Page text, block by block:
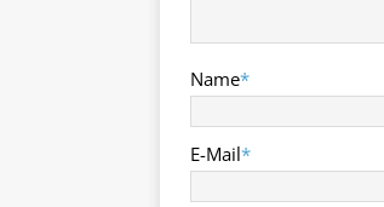
Name*
E-Mail*